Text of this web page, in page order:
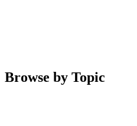
Browse by Topic